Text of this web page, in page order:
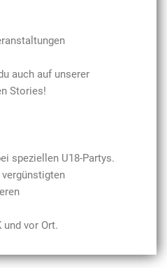
auch auf unserer
Stories!
speziellen U18-Partys.
vor Ort.